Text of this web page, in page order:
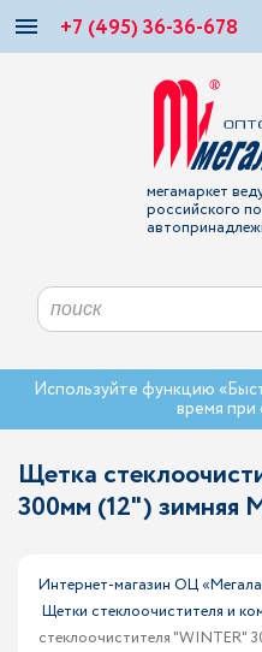
+7 (495) 36-36-678
мегамаркет
российского
Используйте функцию
время
Щетка
300мм (12") зимняя
Интернет-магазин ОЦ
Щетки стеклоочистителя и
стеклоочистителя "WINTER"